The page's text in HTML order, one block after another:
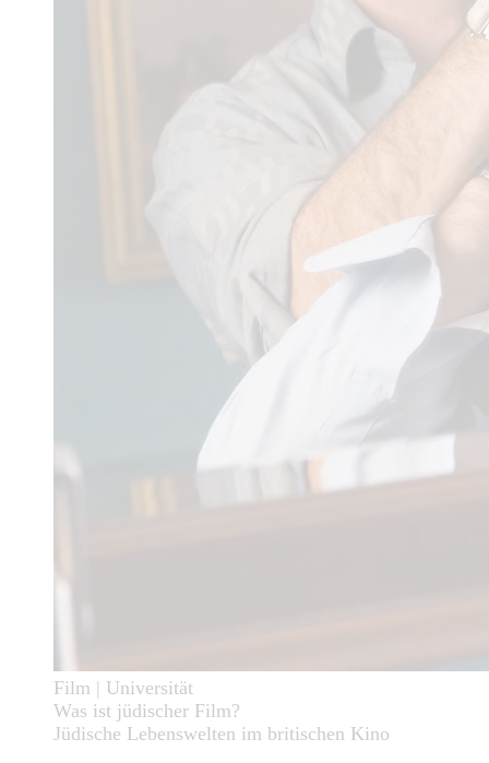
Film | Universität
Was ist jüdischer Film?
Jüdische Lebenswelten im britischen Kino